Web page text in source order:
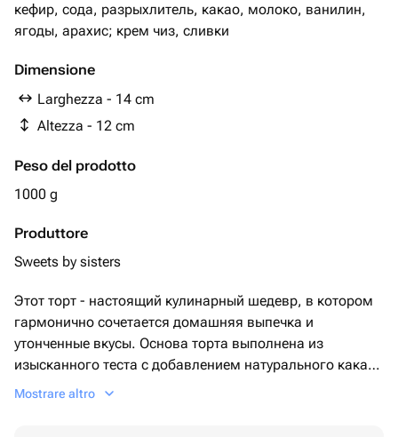
кефир, сода, разрыхлитель, какао, молоко, ванилин,
ягоды, арахис; крем чиз, сливки
Dimensione
Larghezza - 14 cm
Altezza - 12 cm
Peso del prodotto
1000 g
Produttore
Sweets by sisters
Этот торт - настоящий кулинарный шедевр, в котором
гармонично сочетается домашняя выпечка и
утонченные вкусы. Основа торта выполнена из
изысканного теста с добавлением натурального какао,
которое придает ему изысканный шоколадный оттенок.
Mostrare altro